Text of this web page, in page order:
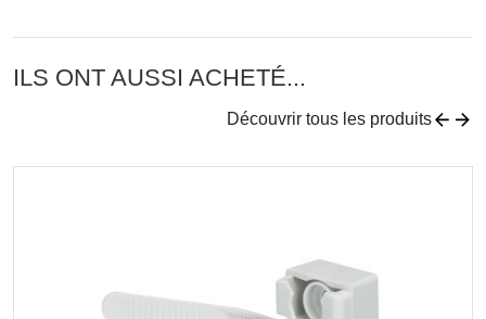
ILS ONT AUSSI ACHETÉ...
Découvrir tous les produits